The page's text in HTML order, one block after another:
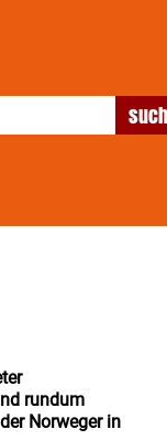
rundum
Norweger in